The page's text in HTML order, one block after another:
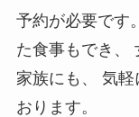
予約が必要です
た食事もでき、
家族にも、 気
おります。